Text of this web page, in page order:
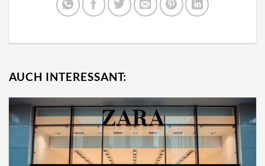
AUCH INTERESSANT: